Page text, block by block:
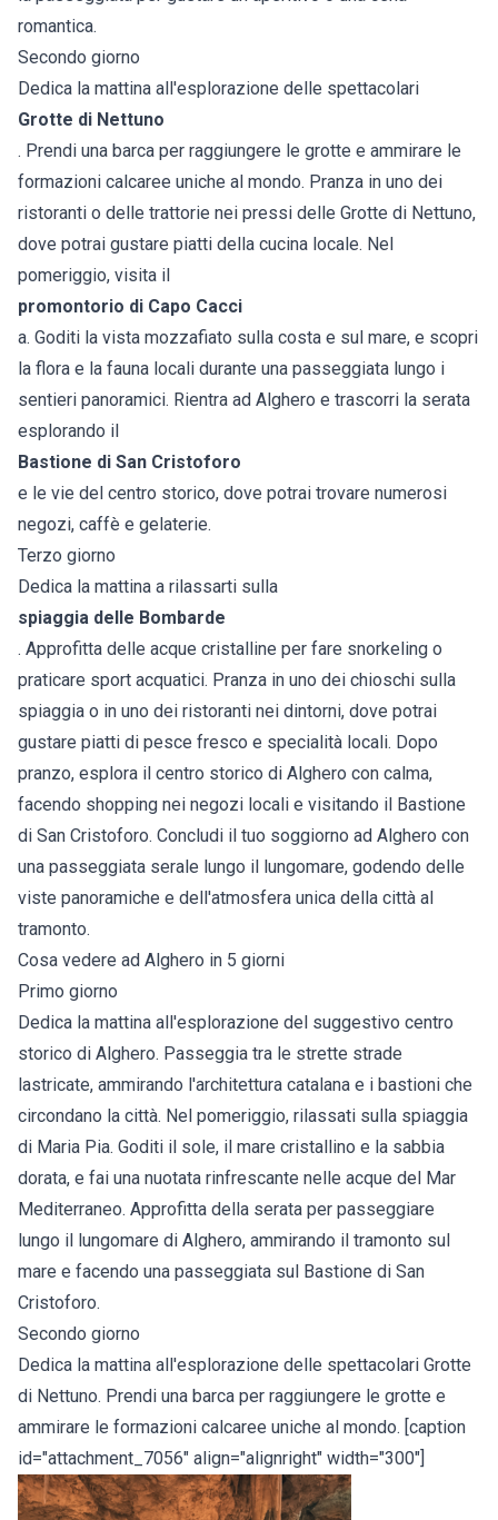
romantica.
Secondo giorno
Dedica la mattina all'esplorazione delle spettacolari
Grotte di Nettuno
. Prendi una barca per raggiungere le grotte e ammirare le
formazioni calcaree uniche al mondo. Pranza in uno dei
ristoranti o delle trattorie nei pressi delle Grotte di Nettuno,
dove potrai gustare piatti della cucina locale. Nel
pomeriggio, visita il
promontorio di Capo Cacci
a. Goditi la vista mozzafiato sulla costa e sul mare, e scopri
la flora e la fauna locali durante una passeggiata lungo i
sentieri panoramici. Rientra ad Alghero e trascorri la serata
esplorando il
Bastione di San Cristoforo
e le vie del centro storico, dove potrai trovare numerosi
negozi, caffè e gelaterie.
Terzo giorno
Dedica la mattina a rilassarti sulla
spiaggia delle Bombarde
. Approfitta delle acque cristalline per fare snorkeling o
praticare sport acquatici. Pranza in uno dei chioschi sulla
spiaggia o in uno dei ristoranti nei dintorni, dove potrai
gustare piatti di pesce fresco e specialità locali. Dopo
pranzo, esplora il centro storico di Alghero con calma,
facendo shopping nei negozi locali e visitando il Bastione
di San Cristoforo. Concludi il tuo soggiorno ad Alghero con
una passeggiata serale lungo il lungomare, godendo delle
viste panoramiche e dell'atmosfera unica della città al
tramonto.
Cosa vedere ad Alghero in 5 giorni
Primo giorno
Dedica la mattina all'esplorazione del suggestivo centro
storico di Alghero. Passeggia tra le strette strade
lastricate, ammirando l'architettura catalana e i bastioni che
circondano la città. Nel pomeriggio, rilassati sulla spiaggia
di Maria Pia. Goditi il sole, il mare cristallino e la sabbia
dorata, e fai una nuotata rinfrescante nelle acque del Mar
Mediterraneo. Approfitta della serata per passeggiare
lungo il lungomare di Alghero, ammirando il tramonto sul
mare e facendo una passeggiata sul Bastione di San
Cristoforo.
Secondo giorno
Dedica la mattina all'esplorazione delle spettacolari Grotte
di Nettuno. Prendi una barca per raggiungere le grotte e
ammirare le formazioni calcaree uniche al mondo. [caption
id="attachment_7056" align="alignright" width="300"]